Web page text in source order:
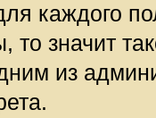
каждого
то значит
из